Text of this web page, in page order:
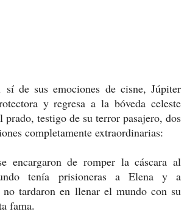
sí de sus emociones de cisne, Júpiter
y regresa a la bóveda celeste
prado, testigo de su terror pasajero, dos
completamente extraordinarias:
encargaron de romper la cáscara al
tenía prisioneras a Elena y a
no tardaron en llenar el mundo con su
fama.